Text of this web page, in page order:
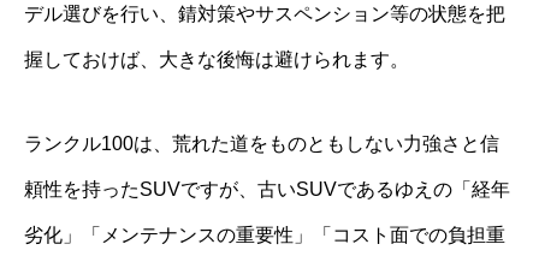
デル選びを行い、錆対策やサスペンション等の状態を把
握しておけば、大きな後悔は避けられます。
ランクル100は、荒れた道をものともしない力強さと信
頼性を持ったSUVですが、古いSUVであるゆえの「経年
劣化」「メンテナンスの重要性」「コスト面での負担重